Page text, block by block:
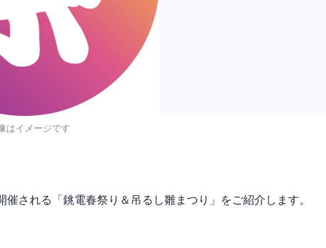
はイメージです
される「銚電春祭り＆吊るし雛まつり」をご紹介します。